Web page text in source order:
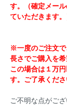
す。（確定メー
ていただきます。
※一度のご注文で
長さでご購入を
この場合は１万
す。ご了承くださ
ご不明な点がご